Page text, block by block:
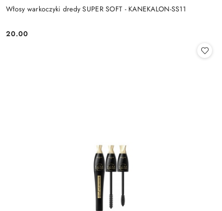
Włosy warkoczyki dredy SUPER SOFT - KANEKALON-SS11
Cena:
20.00